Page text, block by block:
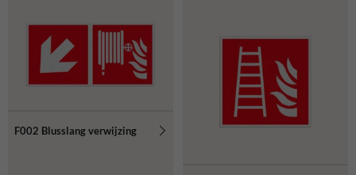
F002 Blusslang verwijzing